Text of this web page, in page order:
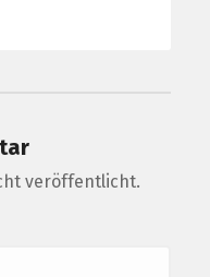
veröffentlicht.